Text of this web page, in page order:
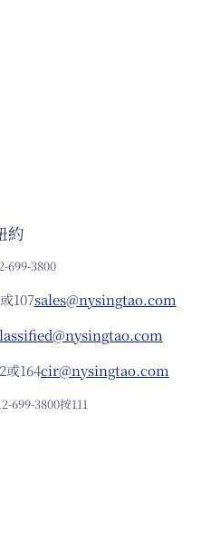
約
699-3800
107sales@nysingtao.com
或164cir@nysingtao.com
699-3800按111